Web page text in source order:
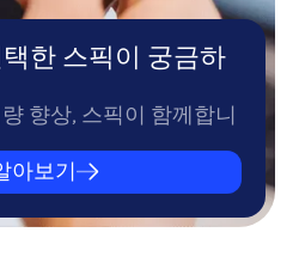
한 스픽이 궁금하
향상, 스픽이 함께합니
아보기